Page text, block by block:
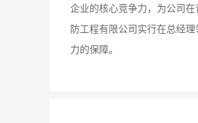
企业的核心竞争力，为公司
防工程有限公司实行在总经
力的保障。